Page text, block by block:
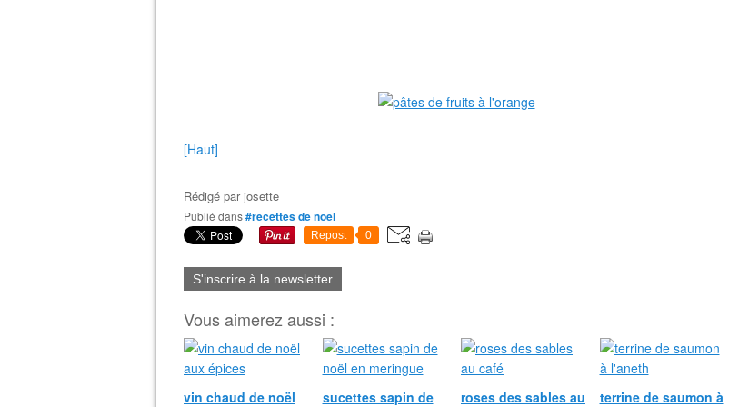
[Haut]
Rédigé parjosette
Publié dans#recettes de nôel
Repost 0
S'inscrire à la newsletter
Vous aimerez aussi :
vin chaud de noël
sucettes sapin de
roses des sables au
terrine de saumon à